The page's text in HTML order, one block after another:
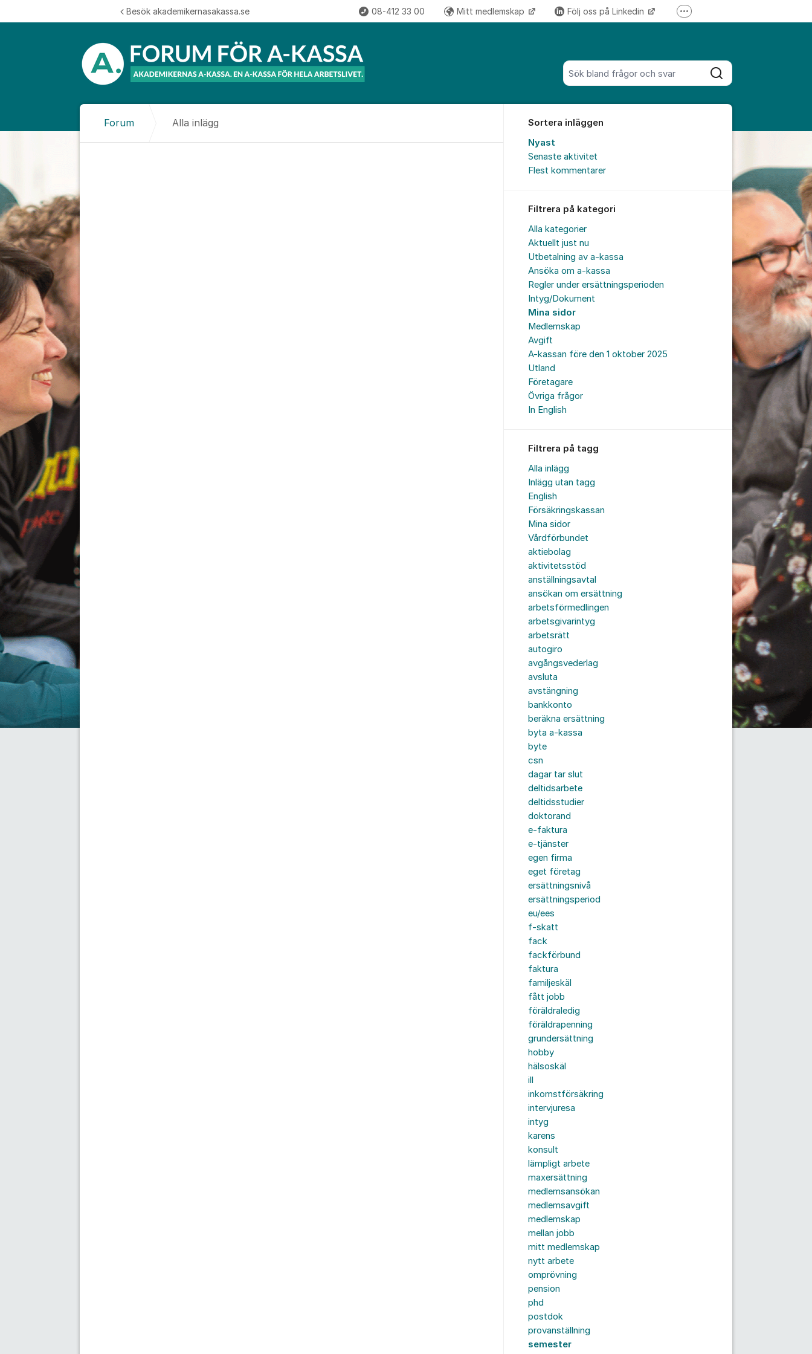
Sök bland alla inlägg
Sök
Besök akademikernasakassa.se 08-412 33 00 Mitt medlemskap Följ oss på Linkedin Fler supportlänkar
Forum Alla inlägg
Sortera inläggen
Nyast
Senaste aktivitet
Flest kommentarer
Filtrera på kategori
Alla kategorier
Aktuellt just nu
Utbetalning av a-kassa
Ansöka om a-kassa
Regler under ersättningsperioden
Intyg/Dokument
Mina sidor
Medlemskap
Avgift
A-kassan före den 1 oktober 2025
Utland
Företagare
Övriga frågor
In English
Filtrera på tagg
Alla inlägg
Inlägg utan tagg
English
Försäkringskassan
Mina sidor
Vårdförbundet
aktiebolag
aktivitetsstöd
anställningsavtal
ansökan om ersättning
arbetsförmedlingen
arbetsgivarintyg
arbetsrätt
autogiro
avgångsvederlag
avsluta
avstängning
bankkonto
beräkna ersättning
byta a-kassa
byte
csn
dagar tar slut
deltidsarbete
deltidsstudier
doktorand
e-faktura
e-tjänster
egen firma
eget företag
ersättningsnivå
ersättningsperiod
eu/ees
f-skatt
fack
fackförbund
faktura
familjeskäl
fått jobb
föräldraledig
föräldrapenning
grundersättning
hobby
hälsoskäl
ill
inkomstförsäkring
intervjuresa
intyg
karens
konsult
lämpligt arbete
maxersättning
medlemsansökan
medlemsavgift
medlemskap
mellan jobb
mitt medlemskap
nytt arbete
omprövning
pension
phd
postdok
provanställning
semester